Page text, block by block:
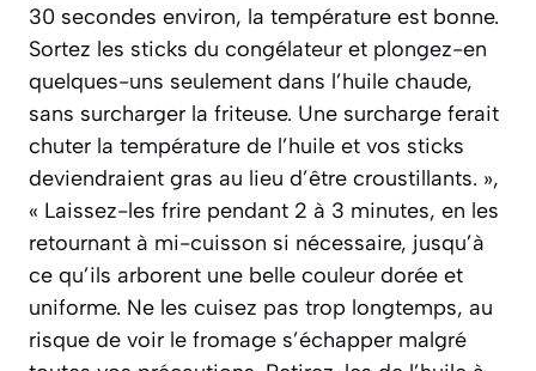
30 secondes environ, la température est bonne.
Sortez les sticks du congélateur et plongez-en
quelques-uns seulement dans l’huile chaude,
sans surcharger la friteuse. Une surcharge ferait
chuter la température de l’huile et vos sticks
deviendraient gras au lieu d’être croustillants. »,
« Laissez-les frire pendant 2 à 3 minutes, en les
retournant à mi-cuisson si nécessaire, jusqu’à
ce qu’ils arborent une belle couleur dorée et
uniforme. Ne les cuisez pas trop longtemps, au
risque de voir le fromage s’échapper malgré